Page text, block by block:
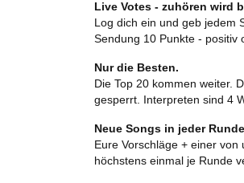
Live Votes - zuhören wird
Log dich ein und geb jedem
Sendung 10 Punkte - positiv
Nur die Besten.
Die Top 20 kommen weiter.
gesperrt. Interpreten sind 4
Neue Songs in jeder
Eure Vorschläge + einer
höchstens einmal je Runde